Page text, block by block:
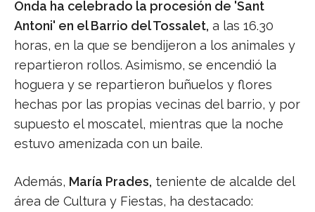
Onda ha celebrado la procesión de 'Sant
Antoni' en el Barrio del Tossalet, a las 16.30
horas, en la que se bendijeron a los animales y
repartieron rollos. Asimismo, se encendió la
hoguera y se repartieron buñuelos y flores
hechas por las propias vecinas del barrio, y por
supuesto el moscatel, mientras que la noche
estuvo amenizada con un baile.
Además, María Prades, teniente de alcalde del
área de Cultura y Fiestas, ha destacado: